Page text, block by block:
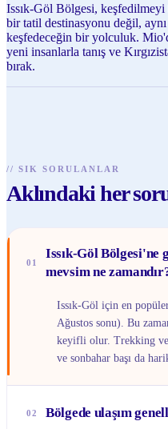
Issık-Göl Bölgesi, keşfedilmeyi
bir tatil destinasyonu değil,
keşfedeceğin bir yolculuk.
yeni insanlarla tanış ve
bırak.
// SIK SORULANLAR
Aklındaki her
01
Issık-Göl Bölgesi'ne
mevsim ne
Issık-Göl için en
Ağustos sonu). Bu
keyifli olur. Trekking
ve sonbahar başı da
02 Bölgede ulaşım